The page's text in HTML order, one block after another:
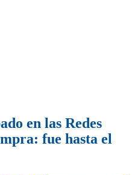
en las Redes
fue hasta el